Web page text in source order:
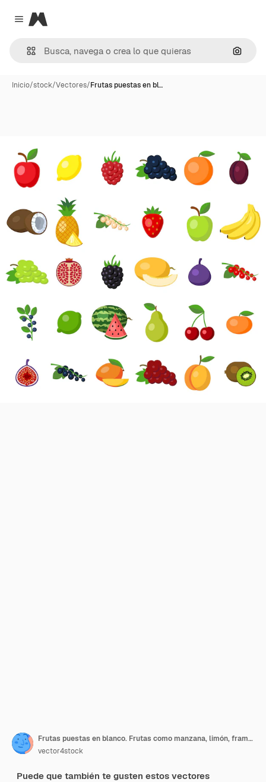
Close menu
Magnific
Inicio/stock/Vectores/Frutas puestas en bl…
Frutas puestas en blanco. Frutas como manzana, limón, frambuesa, uva, naranja, ciruela, coco, piña, grosella blanca, fresa, plátano, granada, mora, melón, higo, lima, pera, cereza, kiwi.
vector4stock
Puede que también te gusten estos vectores